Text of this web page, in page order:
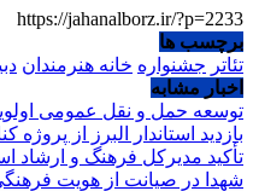
https://jahanalborz.ir/?p=2233
برچسب ها
تئاتر جشنواره خانه هنرمندان
اخبار مشابه
توسعه حمل و نقل عمومی
بازدید استاندار البرز از
تأکید مدیرکل فرهنگ و ارشاد
شهدا در صیانت از هویت